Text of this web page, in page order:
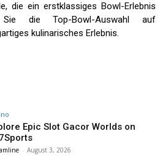
die ein erstklassiges Bowl-Erlebnis
Sie die Top-Bowl-Auswahl auf
kulinarisches Erlebnis.
Epic Slot Gacor Worlds on
- August 3, 2026